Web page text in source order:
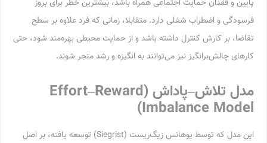
پایین و فقدان حمایت اجتماعی همراه باشد، بیشترین خطر برای بروز
فرسودگی و اضطراب شغلی دارد. متقابلا، زمانی که فرد علاوه بر سطح
تقاضا، بر کارش کنترل داشته باشد و از حمایت محیطی بهره‌مند شود، حتی
کارهای چالش‌برانگیز نیز می‌توانند به انگیزه و رشد منجر شوند.
مدل تلاش–پاداش (Effort–Reward
Imbalance Model)
این مدل که توسط یوهانس زیگ‌ریست (Siegrist) توسعه یافته، بر اصل